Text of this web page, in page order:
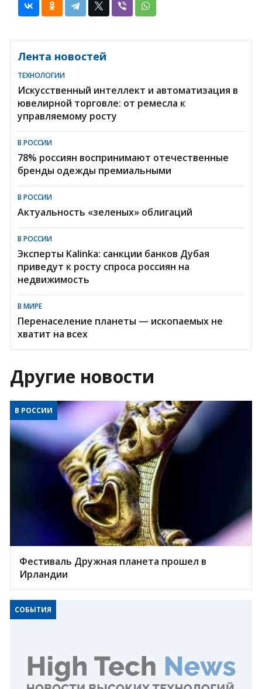
Лента новостей
ТЕХНОЛОГИИ
Искусственный интеллект и автоматизация в
ювелирной торговле: от ремесла к
управляемому росту
В РОССИИ
78% россиян воспринимают отечественные
бренды одежды премиальными
В РОССИИ
Актуальность «зеленых» облигаций
В РОССИИ
Эксперты Kalinka: санкции банков Дубая
приведут к росту спроса россиян на
недвижимость
В МИРЕ
Перенаселение планеты — ископаемых не
хватит на всех
Другие новости
В РОССИИ
Фестиваль Дружная планета прошел в
Ирландии
СОБЫТИЯ